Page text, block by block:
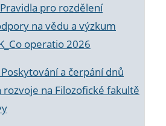
pro rozdělení
na vědu a výzkum
operatio 2026
a čerpání dnů
rozvoje na Filozofické fakultě